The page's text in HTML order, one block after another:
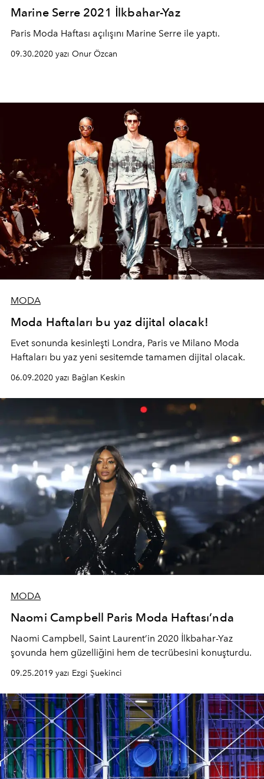
Marine Serre 2021 İlkbahar-Yaz
Paris Moda Haftası açılışını Marine Serre ile yaptı.
09.30.2020 yazı Onur Özcan
MODA
Moda Haftaları bu yaz dijital olacak!
Evet sonunda kesinleşti Londra, Paris ve Milano Moda
Haftaları bu yaz yeni sesitemde tamamen dijital olacak.
06.09.2020 yazı Bağlan Keskin
MODA
Naomi Campbell Paris Moda Haftası’nda
Naomi Campbell, Saint Laurent’in 2020 İlkbahar-Yaz
şovunda hem güzelliğini hem de tecrübesini konuşturdu.
09.25.2019 yazı Ezgi Şuekinci